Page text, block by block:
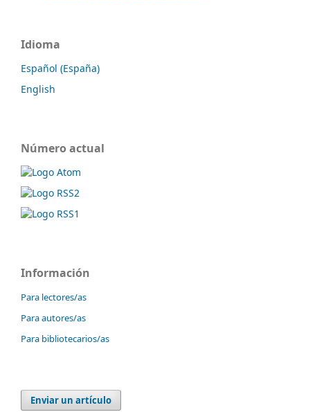
Idioma
Español (España)
English
Número actual
Información
Para lectores/as
Para autores/as
Para bibliotecarios/as
Enviar un artículo